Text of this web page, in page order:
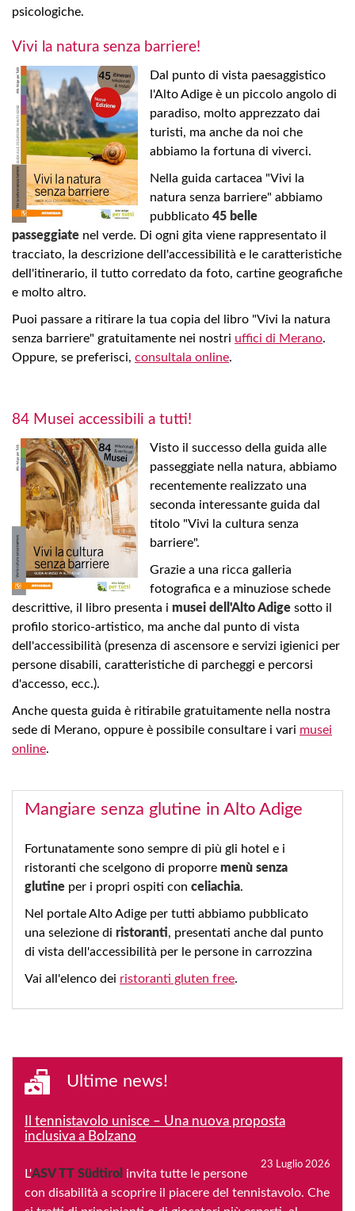
psicologiche.
Vivi la natura senza barriere!
Dal punto di vista paesaggistico
l'Alto Adige è un piccolo angolo di
paradiso, molto apprezzato dai
turisti, ma anche da noi che
abbiamo la fortuna di viverci.
Nella guida cartacea "Vivi la
natura senza barriere" abbiamo
pubblicato45 belle
passeggiate nel verde. Di ogni gita viene rappresentato il
tracciato, la descrizione dell'accessibilità e le caratteristiche
dell'itinerario, il tutto corredato da foto, cartine geografiche
e molto altro.
Puoi passare a ritirare la tua copia del libro "Vivi la natura
senza barriere" gratuitamente nei nostri uffici di Merano.
Oppure, se preferisci, consultala online.
84 Musei accessibili a tutti!
Visto il successo della guida alle
passeggiate nella natura, abbiamo
recentemente realizzato una
seconda interessante guida dal
titolo "Vivi la cultura senza
barriere".
Grazie a una ricca galleria
fotografica e a minuziose schede
descrittive, il libro presenta i musei dell'Alto Adige sotto il
profilo storico-artistico, ma anche dal punto di vista
dell'accessibilità (presenza di ascensore e servizi igienici per
persone disabili, caratteristiche di parcheggi e percorsi
d'accesso, ecc.).
Anche questa guida è ritirabile gratuitamente nella nostra
sede di Merano, oppure è possibile consultare i vari musei
online.
Mangiare senza glutine in Alto Adige
Fortunatamente sono sempre di più gli hotel e i
ristoranti che scelgono di proporre menù senza
glutine per i propri ospiti con celiachia.
Nel portale Alto Adige per tutti abbiamo pubblicato
una selezione di ristoranti, presentati anche dal punto
di vista dell'accessibilità per le persone in carrozzina
Vai all'elenco dei ristoranti gluten free.
Ultime news!
Il tennistavolo unisce – Una nuova proposta
inclusiva a Bolzano
23 Luglio 2026
L'ASV TT Südtirol invita tutte le persone
con disabilità a scoprire il piacere del tennistavolo. Che